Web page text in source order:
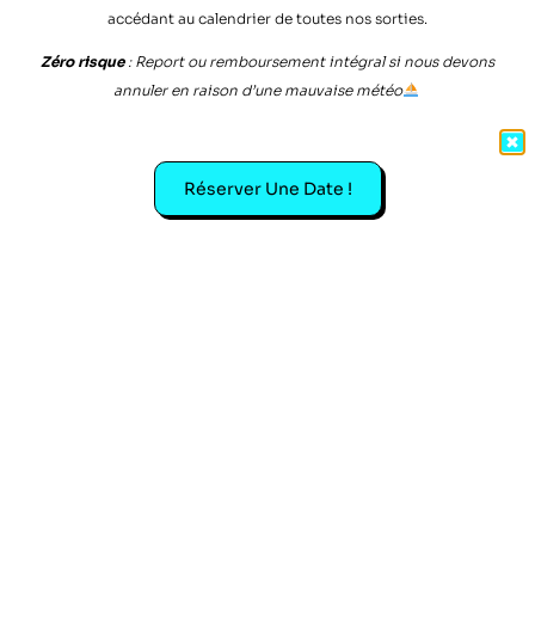
accédant au calendrier de toutes nos sorties.
Zéro risque: Report ou remboursement intégral si nous devons
annuler en raison d’une mauvaise météo
Réserver Une Date !